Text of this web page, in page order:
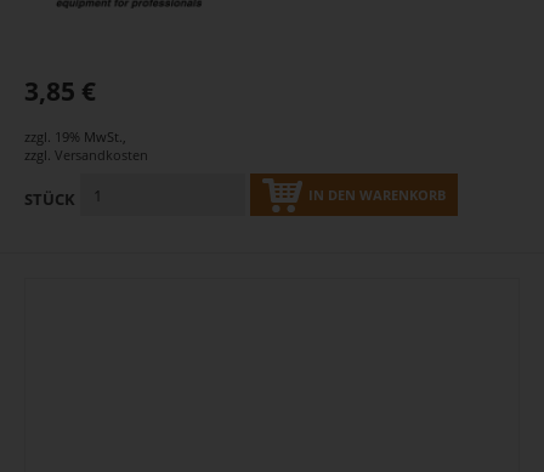
3,85 €
zzgl. 19% MwSt.,
zzgl. Versandkosten
STÜCK IN DEN WARENKORB